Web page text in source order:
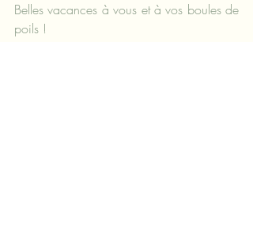
Belles vacances à vous et à vos boules de
poils !